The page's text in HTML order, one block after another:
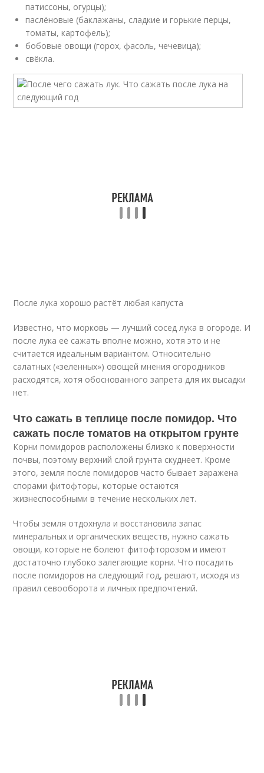
патиссоны, огурцы);
паслёновые (баклажаны, сладкие и горькие перцы,
томаты, картофель);
бобовые овощи (горох, фасоль, чечевица);
свёкла.
После лука хорошо растёт любая капуста
Известно, что морковь — лучший сосед лука в огороде. И
после лука её сажать вполне можно, хотя это и не
считается идеальным вариантом. Относительно
салатных («зеленных») овощей мнения огородников
расходятся, хотя обоснованного запрета для их высадки
нет.
Что сажать в теплице после помидор. Что
сажать после томатов на открытом грунте
Корни помидоров расположены близко к поверхности
почвы, поэтому верхний слой грунта скуднеет. Кроме
этого, земля после помидоров часто бывает заражена
спорами фитофторы, которые остаются
жизнеспособными в течение нескольких лет.
Чтобы земля отдохнула и восстановила запас
минеральных и органических веществ, нужно сажать
овощи, которые не болеют фитофторозом и имеют
достаточно глубоко залегающие корни. Что посадить
после помидоров на следующий год, решают, исходя из
правил севооборота и личных предпочтений.